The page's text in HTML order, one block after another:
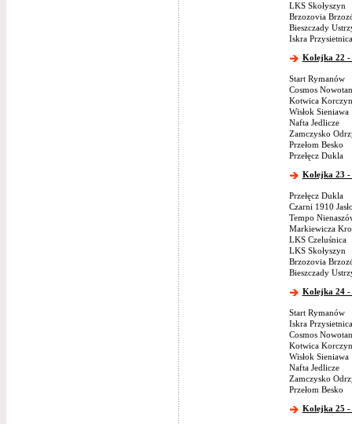
LKS Skołyszyn
Brzozovia
Bieszczady
Iskra Przysietnica
Kolejka 22 -
Start Rymanów
Cosmos
Kotwica
Wisłok Sieniawa
Nafta Jedlicze
Zamczysko
Przełom Besko
Przełęcz Dukla
Kolejka 23 -
Przełęcz Dukla
Czarni 1910
Tempo
Markiewicza
LKS Czeluśnica
LKS Skołyszyn
Brzozovia
Bieszczady
Kolejka 24 -
Start Rymanów
Iskra Przysietnica
Cosmos
Kotwica
Wisłok Sieniawa
Nafta Jedlicze
Zamczysko
Przełom Besko
Kolejka 25 -